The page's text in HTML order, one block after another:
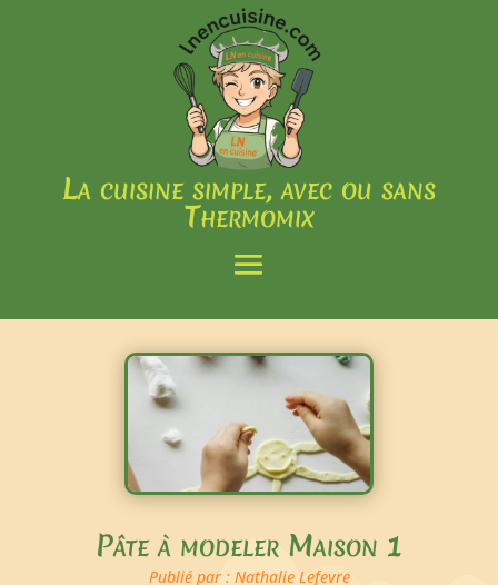
La cuisine simple, avec ou sans
Thermomix
Pâte à modeler Maison 1
Publié par : Nathalie Lefevre